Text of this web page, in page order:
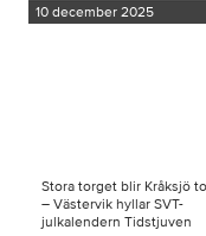
10 december 2025
Stora torget blir Kråksjö
– Västervik hyllar SVT-
julkalendern Tidstjuven